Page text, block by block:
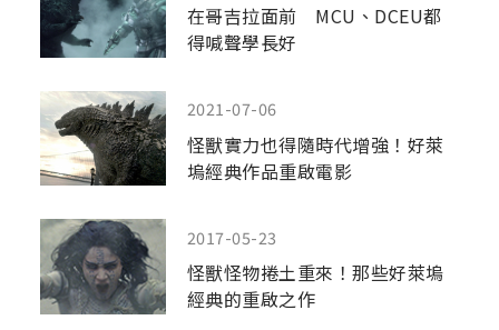
在哥吉拉面前 MCU、DCEU都
得喊聲學長好
2021-07-06
怪獸實力也得隨時代增強！好萊
塢經典作品重啟電影
2017-05-23
怪獸怪物捲土重來！那些好萊塢
經典的重啟之作